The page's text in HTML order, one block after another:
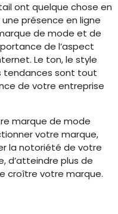
ont quelque chose en
présence en ligne
de mode et de
de l’aspect
Le ton, le style
tendances sont tout
de votre entreprise
marque de mode
votre marque,
la notoriété de votre
d’atteindre plus de
croître votre marque.